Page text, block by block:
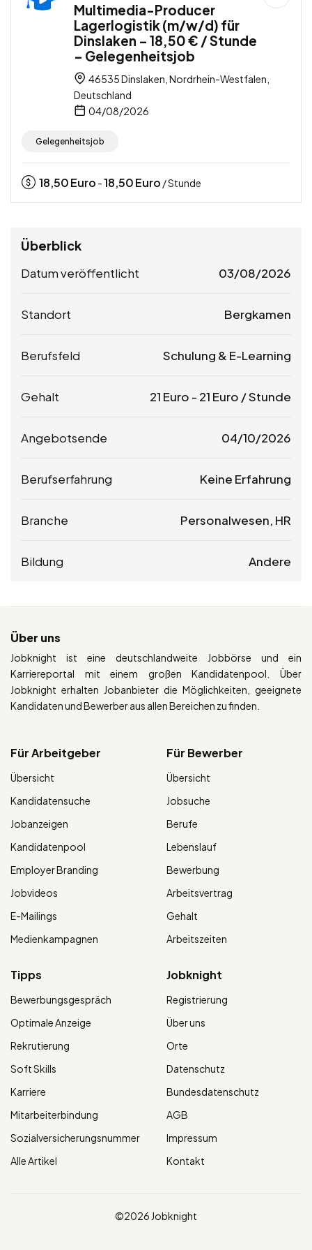
Multimedia-Producer
Lagerlogistik (m/w/d) für
Dinslaken – 18,50 € / Stunde
– Gelegenheitsjob
46535 Dinslaken, Nordrhein-Westfalen,
Deutschland
04/08/2026
Gelegenheitsjob
18,50Euro -18,50Euro / Stunde
Überblick
Datum veröffentlicht 03/08/2026
Standort Bergkamen
Berufsfeld Schulung & E-Learning
Gehalt 21 Euro - 21 Euro / Stunde
Angebotsende 04/10/2026
Berufserfahrung Keine Erfahrung
Branche Personalwesen, HR
Bildung Andere
Über uns
Jobknight ist eine deutschlandweite Jobbörse und ein
Karriereportal mit einem großen Kandidatenpool. Über
Jobknight erhalten Jobanbieter die Möglichkeiten, geeignete
Kandidaten und Bewerber aus allen Bereichen zu finden.
Für Arbeitgeber
Übersicht
Kandidatensuche
Jobanzeigen
Kandidatenpool
Employer Branding
Jobvideos
E-Mailings
Medienkampagnen
Für Bewerber
Übersicht
Jobsuche
Berufe
Lebenslauf
Bewerbung
Arbeitsvertrag
Gehalt
Arbeitszeiten
Tipps
Bewerbungsgespräch
Optimale Anzeige
Rekrutierung
Soft Skills
Karriere
Mitarbeiterbindung
Sozialversicherungsnummer
Alle Artikel
Jobknight
Registrierung
Über uns
Orte
Datenschutz
Bundesdatenschutz
AGB
Impressum
Kontakt
©2026 Jobknight